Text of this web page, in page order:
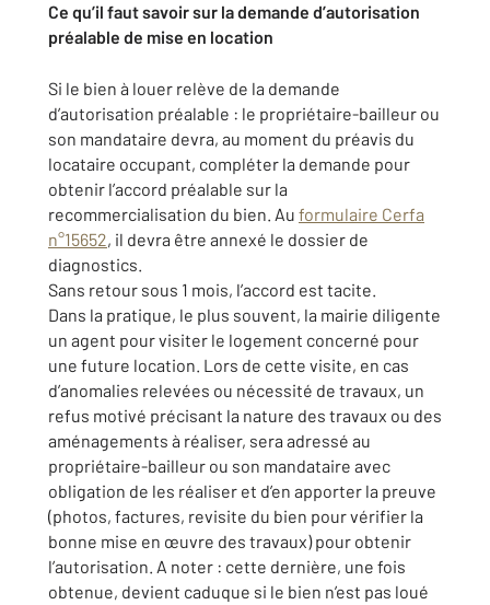
Ce qu’il faut savoir sur la demande d’autorisation
préalable de mise en location
Si le bien à louer relève de la demande
d’autorisation préalable : le propriétaire-bailleur ou
son mandataire devra, au moment du préavis du
locataire occupant, compléter la demande pour
obtenir l’accord préalable sur la
recommercialisation du bien. Au formulaire Cerfa
n°15652, il devra être annexé le dossier de
diagnostics.
Sans retour sous 1 mois, l’accord est tacite.
Dans la pratique, le plus souvent, la mairie diligente
un agent pour visiter le logement concerné pour
une future location. Lors de cette visite, en cas
d’anomalies relevées ou nécessité de travaux, un
refus motivé précisant la nature des travaux ou des
aménagements à réaliser, sera adressé au
propriétaire-bailleur ou son mandataire avec
obligation de les réaliser et d’en apporter la preuve
(photos, factures, revisite du bien pour vérifier la
bonne mise en œuvre des travaux) pour obtenir
l’autorisation. A noter : cette dernière, une fois
obtenue, devient caduque si le bien n’est pas loué